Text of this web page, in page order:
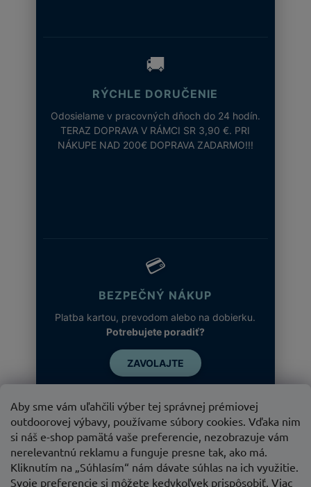
Aby sme vám uľahčili výber tej správnej prémiovej
outdoorovej výbavy, používame súbory cookies. Vďaka nim
si náš e-shop pamätá vaše preferencie, nezobrazuje vám
nerelevantnú reklamu a funguje presne tak, ako má.
Kliknutím na „Súhlasím“ nám dávate súhlas na ich využitie.
Svoje preferencie si môžete kedykoľvek prispôsobiť. Viac
🚚
RÝCHLE DORUČENIE
Odosielame v pracovných dňoch do 24 hodín.
TERAZ DOPRAVA V RÁMCI SR 3,90 €. PRI
NÁKUPE NAD 200€ DOPRAVA ZADARMO!!!
💳
BEZPEČNÝ NÁKUP
Platba kartou, prevodom alebo na dobierku.
Potrebujete poradiť?
ZAVOLAJTE